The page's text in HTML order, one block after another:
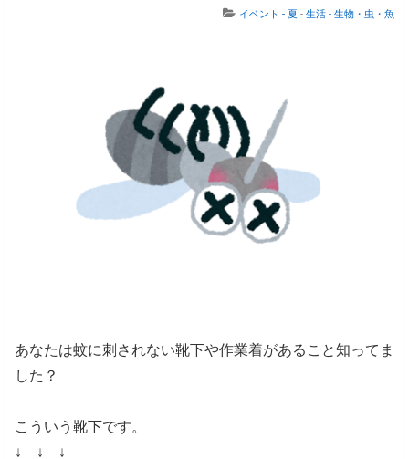
イベント - 夏 - 生活 - 生物・虫・魚
あなたは蚊に刺されない靴下や作業着があること知ってま
した？
こういう靴下です。
↓ ↓ ↓